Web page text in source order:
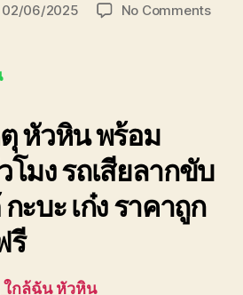
02/06/2025 No Commentson
หัวหิน พร้อม
มง รถเสียลากขับ
ะบะ เก๋ง ราคาถูก
รี
ใกล้ฉัน หัวหิน